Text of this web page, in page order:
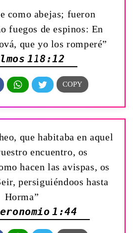
como abejas; fueron
fuegos de espinos: En
que yo los romperé”
118:12
que habitaba en aquel
encuentro, os
hacen las avispas, os
persiguiéndoos hasta
Horma”
1:44